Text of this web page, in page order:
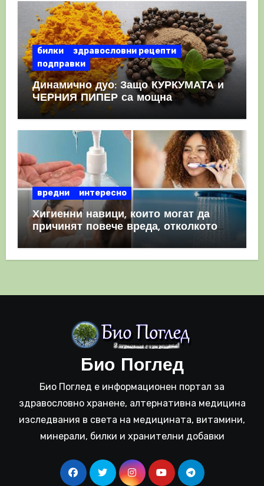
билки
здравословни рецепти
подправки
Динамично дуо: Защо КУРКУМАТА и
ЧЕРНИЯ ПИПЕР са мощна
комбинация
вредни интересно
Хигиенни навици, които могат да
причинят повече вреда, отколкото
полза
Био Поглед
Био Поглед е информационен портал за
здравословно хранене, алтернативна медицина
изследвания в света на медицината, витамини,
минерали, билки и хранителни добавки